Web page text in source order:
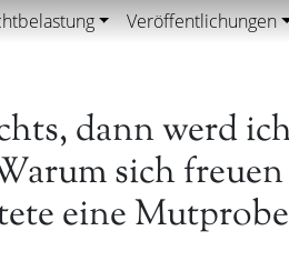
Veröffentlichungen
dann werd
sich
eine